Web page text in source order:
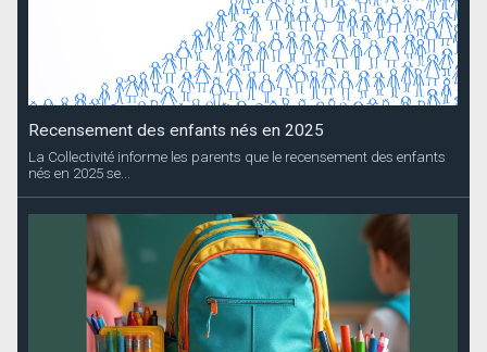
Recensement des enfants nés en 2025
La Collectivité informe les parents que le recensement des enfants
nés en 2025 se...